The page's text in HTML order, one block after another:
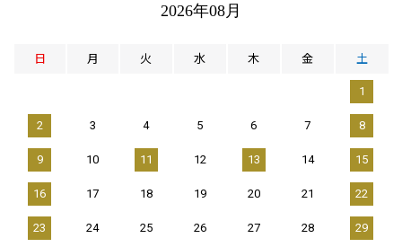
2026年08月
日 月 火 水 木 金 土
1
2 3 4 5 6 7 8
9 10 11 12 13 14 15
16 17 18 19 20 21 22
23 24 25 26 27 28 29